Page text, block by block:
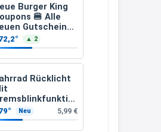
Burger King
🍔 Alle
Gutscheine
Codes als PDF
ab 25.07.2026
04.09.2026
▲ 2
Rücklicht
Neu 5,99 €
Bei welchen Shop ?
kann man keine
nach einem Kauf
soweit ich weiß. Man
stornieren und
da man
oder auch
im